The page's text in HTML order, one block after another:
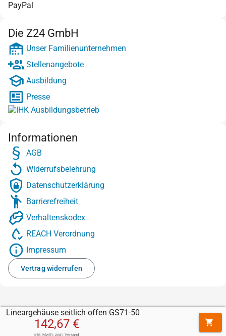
Lineargehäuse seitlich offen GS71-50
142,67 €
inkl. MwSt. zzgl. Versand
PayPal
Die Z24 GmbH
Unser Familienunternehmen
Stellenangebote
Ausbildung
Presse
Informationen
AGB
Widerrufsbelehrung
Datenschutzerklärung
Barrierefreiheit
Verhaltenskodex
REACH Verordnung
Impressum
Vertrag widerrufen